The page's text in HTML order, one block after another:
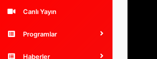
Canlı Yayın
Programlar
Haberler